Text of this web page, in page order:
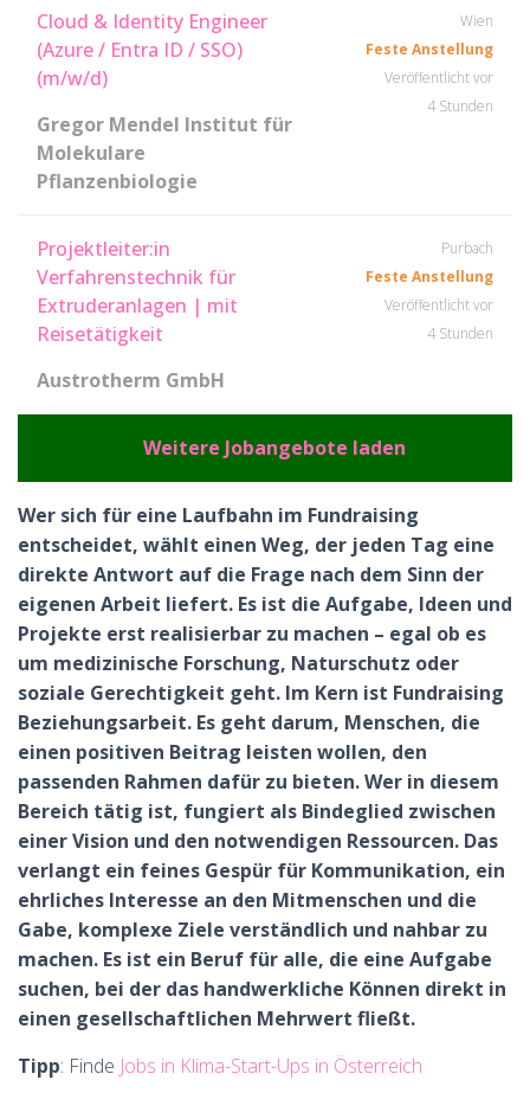
Cloud & Identity Engineer
(Azure / Entra ID / SSO)
(m/w/d)
Gregor Mendel Institut für
Molekulare
Pflanzenbiologie
Wien
Feste Anstellung
Veröffentlicht vor
4 Stunden
Projektleiter:in
Verfahrenstechnik für
Extruderanlagen | mit
Reisetätigkeit
Austrotherm GmbH
Purbach
Feste Anstellung
Veröffentlicht vor
4 Stunden
Weitere Jobangebote laden
Wer sich für eine Laufbahn im Fundraising
entscheidet, wählt einen Weg, der jeden Tag eine
direkte Antwort auf die Frage nach dem Sinn der
eigenen Arbeit liefert. Es ist die Aufgabe, Ideen und
Projekte erst realisierbar zu machen – egal ob es
um medizinische Forschung, Naturschutz oder
soziale Gerechtigkeit geht. Im Kern ist Fundraising
Beziehungsarbeit. Es geht darum, Menschen, die
einen positiven Beitrag leisten wollen, den
passenden Rahmen dafür zu bieten. Wer in diesem
Bereich tätig ist, fungiert als Bindeglied zwischen
einer Vision und den notwendigen Ressourcen. Das
verlangt ein feines Gespür für Kommunikation, ein
ehrliches Interesse an den Mitmenschen und die
Gabe, komplexe Ziele verständlich und nahbar zu
machen. Es ist ein Beruf für alle, die eine Aufgabe
suchen, bei der das handwerkliche Können direkt in
einen gesellschaftlichen Mehrwert fließt.
Tipp: Finde Jobs in Klima-Start-Ups in Österreich